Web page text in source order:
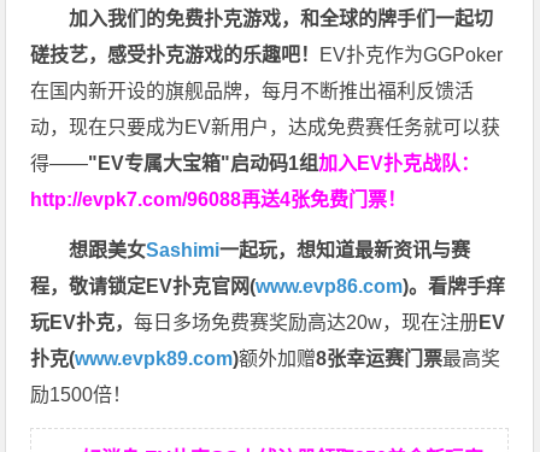
加入我们的免费扑克游戏，和全球的牌手们一起切
磋技艺，感受扑克游戏的乐趣吧！ EV扑克作为GGPoker
在国内新开设的旗舰品牌，每月不断推出福利反馈活
动，现在只要成为EV新用户，达成免费赛任务就可以获
得——"EV专属大宝箱"启动码1组加入EV扑克战队：
http://evpk7.com/96088再送4张免费门票！
想跟美女Sashimi一起玩，想知道最新资讯与赛
程，敬请锁定EV扑克官网(www.evp86.com)。看牌手痒
玩EV扑克，每日多场免费赛奖励高达20w，现在注册EV
扑克(www.evpk89.com)额外加赠8张幸运赛门票最高奖
励1500倍！